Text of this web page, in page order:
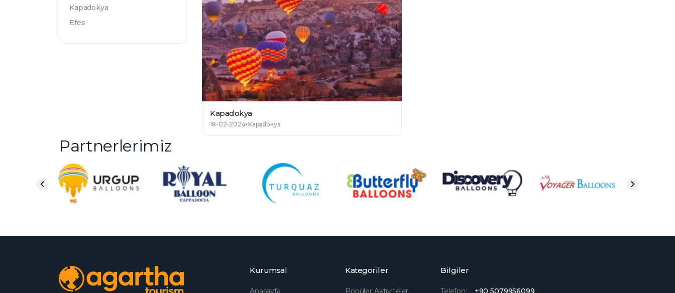
Kapadokya
Efes
Kapadokya
18-02-2024 Kapadokya
Partnerlerimiz
Kurumsal
Anasayfa
Kategoriler
Popüler Aktiviteler
Bilgiler
Telefon: +90 5079956099